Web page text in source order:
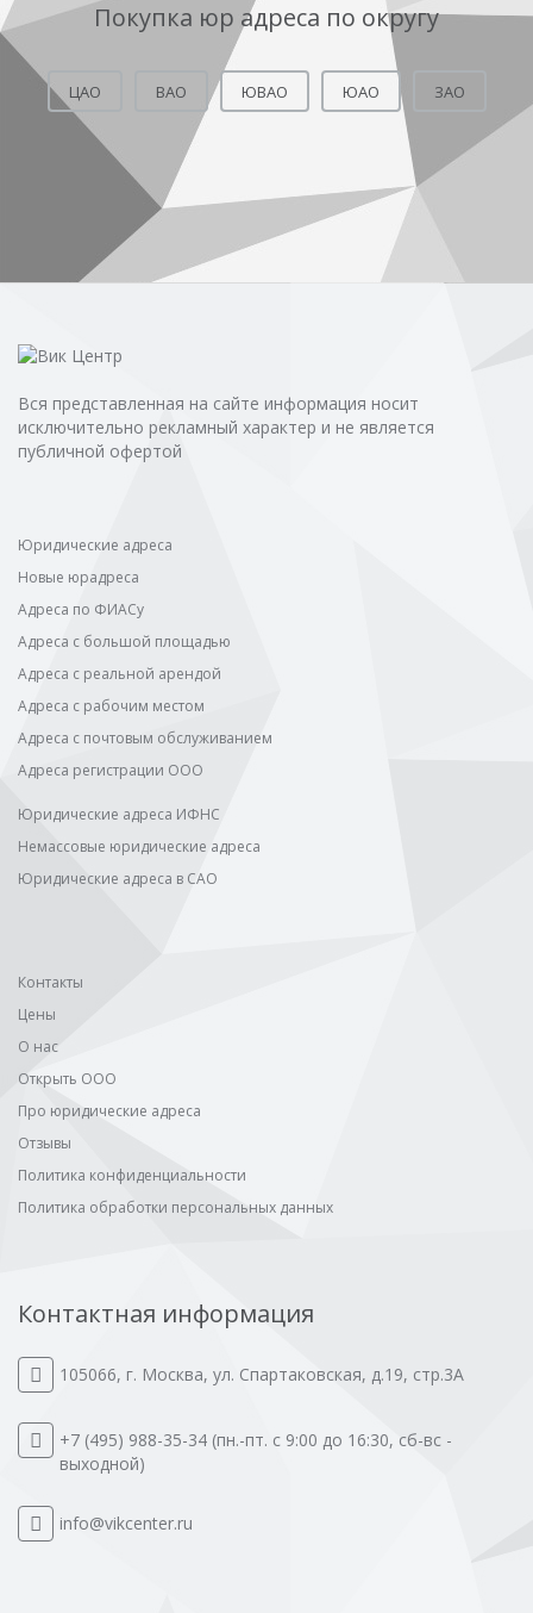
Покупка юр адреса по округу
ЦАО ВАО ЮВАО ЮАО ЗАО
Вся представленная на сайте информация носит
исключительно рекламный характер и не является
публичной офертой
Юридические адреса
Новые юрадреса
Адреса по ФИАСу
Адреса с большой площадью
Адреса с реальной арендой
Адреса с рабочим местом
Адреса с почтовым обслуживанием
Адреса регистрации ООО
Юридические адреса ИФНС
Немассовые юридические адреса
Юридические адреса в САО
Контакты
Цены
О нас
Открыть ООО
Про юридические адреса
Отзывы
Политика конфиденциальности
Политика обработки персональных данных
Контактная информация
105066, г. Москва, ул. Спартаковская, д.19, стр.3А
+7 (495) 988-35-34 (пн.-пт. с 9:00 до 16:30, сб-вс -
выходной)
info@vikcenter.ru